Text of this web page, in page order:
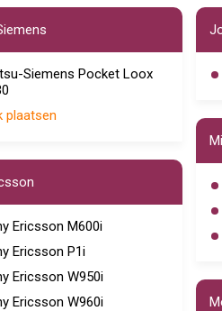
Siemens Pocket Loox
plaatsen
Ericsson M600i
Ericsson P1i
Ericsson W950i
Ericsson W960i